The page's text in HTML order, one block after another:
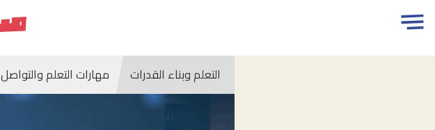
تجاوز
الاعلان
Open
menu
التعلم وبناء القدرات مهارات التعلم والتواصل